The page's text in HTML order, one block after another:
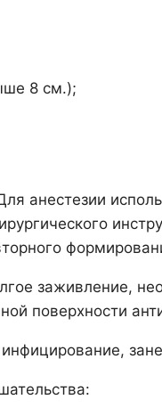
8 см.);
анестезии
заживление,
поверхности